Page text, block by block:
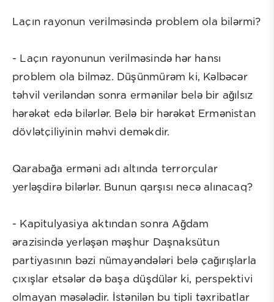
Laçın rayonun verilməsində problem ola bilərmi?
- Laçın rayonunun verilməsində hər hansı
problem ola bilməz. Düşünmürəm ki, Kəlbəcər
təhvil veriləndən sonra ermənilər belə bir ağılsız
hərəkət edə bilərlər. Belə bir hərəkət Ermənistan
dövlətçiliyinin məhvi deməkdir.
Qarabağa erməni adı altında terrorçular
yerləşdirə bilərlər. Bunun qarşısı necə alınacaq?
- Kapitulyasiya aktından sonra Ağdam
ərazisində yerləşən məşhur Daşnaksütun
partiyasının bəzi nümayəndələri belə çağırışlarla
çıxışlar etsələr də başa düşdülər ki, perspektivi
olmayan məsələdir. İstənilən bu tipli təxribatlar